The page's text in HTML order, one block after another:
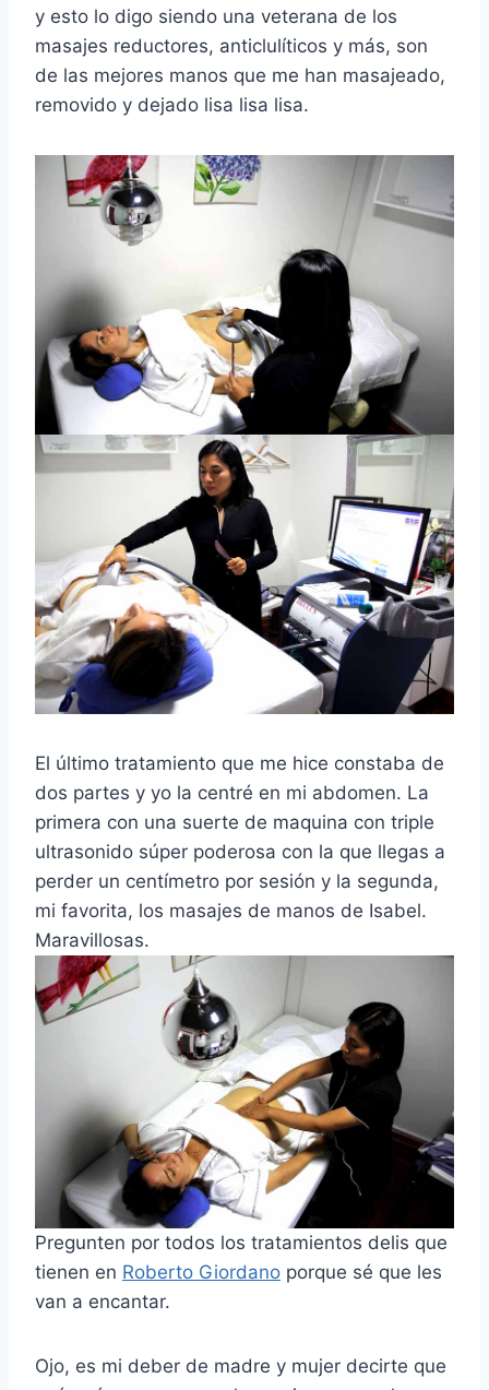
y esto lo digo siendo una veterana de los
masajes reductores, anticlulíticos y más, son
de las mejores manos que me han masajeado,
removido y dejado lisa lisa lisa.
El último tratamiento que me hice constaba de
dos partes y yo la centré en mi abdomen. La
primera con una suerte de maquina con triple
ultrasonido súper poderosa con la que llegas a
perder un centímetro por sesión y la segunda,
mi favorita, los masajes de manos de Isabel.
Maravillosas.
Pregunten por todos los tratamientos delis que
tienen en Roberto Giordano porque sé que les
van a encantar.
Ojo, es mi deber de madre y mujer decirte que